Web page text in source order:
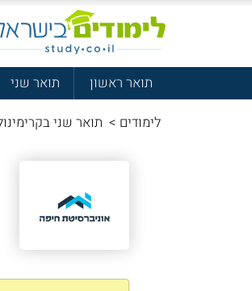
תואר ראשון תואר שני
לימודים > תואר שני